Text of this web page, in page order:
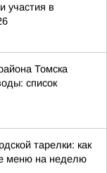
участия в
Томска
список
тарелки: как
меню на неделю